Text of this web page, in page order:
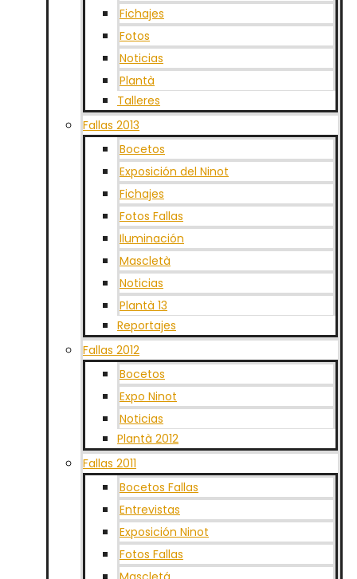
Fichajes
Fotos
Noticias
Plantà
Talleres
Fallas 2013
Bocetos
Exposición del Ninot
Fichajes
Fotos Fallas
Iluminación
Mascletà
Noticias
Plantà 13
Reportajes
Fallas 2012
Bocetos
Expo Ninot
Noticias
Plantà 2012
Fallas 2011
Bocetos Fallas
Entrevistas
Exposición Ninot
Fotos Fallas